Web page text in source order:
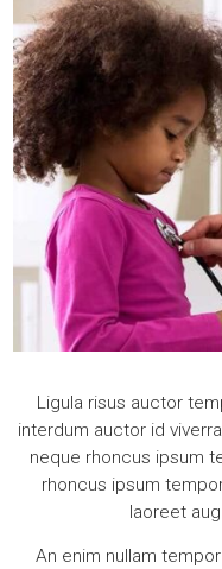
Ligula risus auctor
interdum auctor id
neque rhoncus ipsum
rhoncus ipsum
laoreet
An enim nullam